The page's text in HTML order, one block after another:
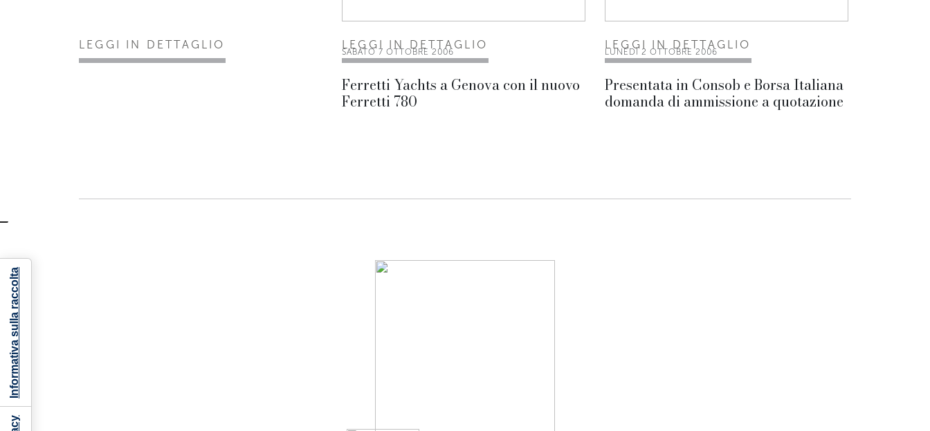
LEGGI IN DETTAGLIO
SABATO 7 OTTOBRE 2006
Ferretti Yachts a Genova con il nuovo
Ferretti 780
LEGGI IN DETTAGLIO
LUNEDÌ 2 OTTOBRE 2006
Presentata in Consob e Borsa Italiana
domanda di ammissione a quotazione
LEGGI IN DETTAGLIO
Informativa sulla raccolta